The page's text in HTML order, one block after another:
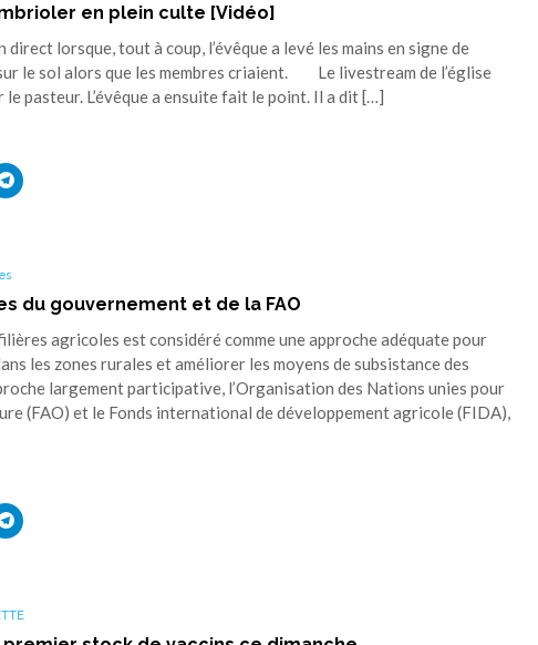
en plein culte [Vidéo]
lorsque, tout à coup, l’évêque a levé les mains en signe de
le sol alors que les membres criaient. Le livestream de l’église
pasteur. L’évêque a ensuite fait le point. Il a dit […]
Cliquez
pour
fenêtre)
du gouvernement et de la FAO
agricoles est considéré comme une approche adéquate pour
les zones rurales et améliorer les moyens de subsistance des
largement participative, l’Organisation des Nations unies pour
(FAO) et le Fonds international de développement agricole (FIDA),
Cliquez
pour
nouvelle
fenêtre)